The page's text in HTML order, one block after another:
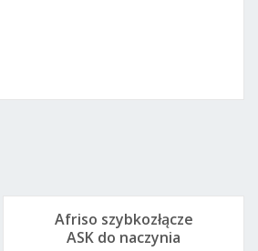
Afriso szybkozłącze
ASK do naczynia